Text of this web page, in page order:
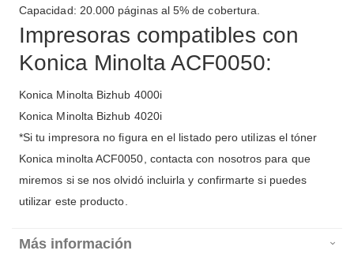
Capacidad: 20.000 páginas al 5% de cobertura.
Impresoras compatibles con
Konica Minolta ACF0050:
Konica Minolta Bizhub 4000i
Konica Minolta Bizhub 4020i
*Si tu impresora no figura en el listado pero utilizas el tóner
Konica minolta ACF0050, contacta con nosotros para que
miremos si se nos olvidó incluirla y confirmarte si puedes
utilizar este producto.
Más información